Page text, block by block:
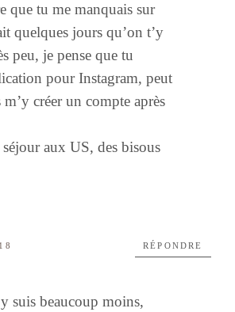
que tu me manquais sur
quelques jours qu’on t’y
peu, je pense que tu
pour Instagram, peut
créer un compte après
aux US, des bisous
suis beaucoup moins,
RÉPONDRE